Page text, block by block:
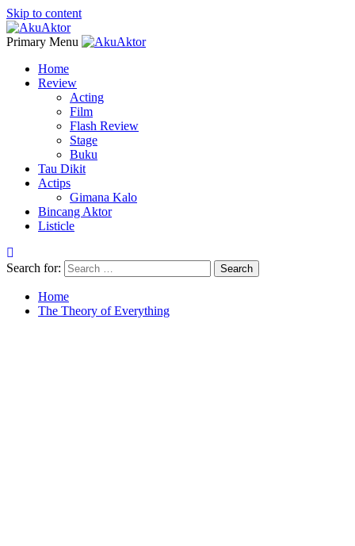
Skip to content
Primary Menu
Home
Review
Acting
Film
Flash Review
Stage
Buku
Tau Dikit
Actips
Gimana Kalo
Bincang Aktor
Listicle
Search for:
Home
The Theory of Everything